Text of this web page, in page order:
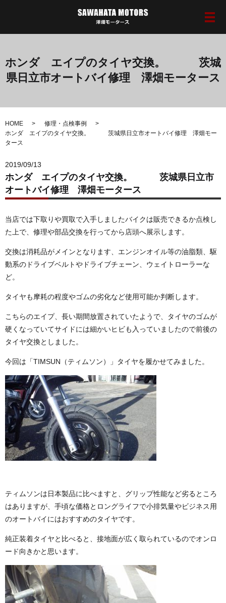
メ
ホンダ エイプのタイヤ交換。 茨城
県日立市オートバイ修理 澤畑モータース
HOME
修理・点検事例
ホンダ エイプのタイヤ交換。 茨城県日立市オートバイ修理 澤畑モー
タース
2019/09/13
ホンダ エイプのタイヤ交換。 茨城県日立市
オートバイ修理 澤畑モータース
当店では下取りや買取で入手しましたバイクは販売できるか点検し
た上で、修理や部品交換を行ってから店頭へ展示します。
交換は消耗品がメインとなります、エンジンオイル等の油脂類、駆
動系のドライブベルトやドライブチェーン、ウェイトローラーな
ど。
タイヤも摩耗の程度やゴムの劣化など使用可能か判断します。
こちらのエイプ、長い期間放置されていたようで、タイヤのゴムが
硬くなっていてサイドには細かいヒビも入っていましたので前後の
タイヤ交換としました。
今回は「TIMSUN（ティムソン）」タイヤを履かせてみました。
ティムソンは日本製品に比べますと、グリップ性能など劣るところ
はありますが、手頃な価格とロングライフで小排気量やビジネス用
のオートバイにはおすすめのタイヤです。
純正装着タイヤと比べると、接地面が広く取られているのでオンロ
ード向きかと思います。